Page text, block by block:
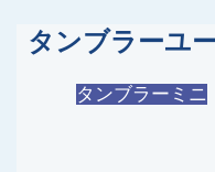
タンブラーユ
タンブラーミニ